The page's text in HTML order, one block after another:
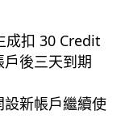
成扣 30 Credit
後三天到期
新帳戶繼續使